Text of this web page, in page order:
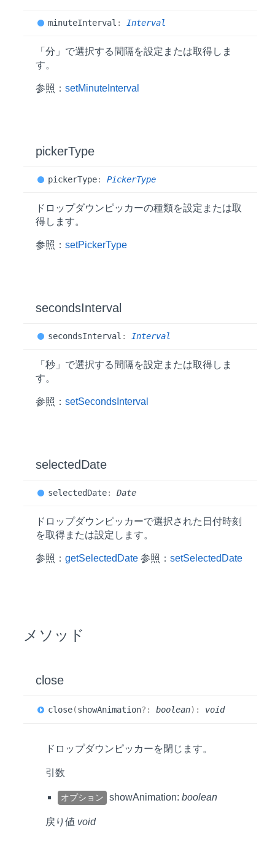
minuteInterval : Interval
「分」で選択する間隔を設定または取得しま
す。
参照： setMinuteInterval
pickerType
pickerType: PickerType
ドロップダウンピッカーの種類を設定または取
得します。
参照： setPickerType
secondsInterval
secondsInterval : Interval
「秒」で選択する間隔を設定または取得しま
す。
参照： setSecondsInterval
selectedDate
selectedDate: Date
ドロップダウンピッカーで選択された日付時刻
を取得または設定します。
参照： getSelectedDate 参照： setSelectedDate
メソッド
close
close(showAnimation?: boolean) : void
ドロップダウンピッカーを閉じます。
引数
オプション showAnimation: boolean
戻り値 void